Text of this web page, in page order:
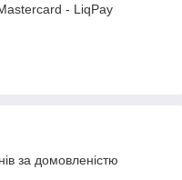
- LiqPay
за домовленістю